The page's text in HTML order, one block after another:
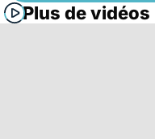
Plus de vidéos